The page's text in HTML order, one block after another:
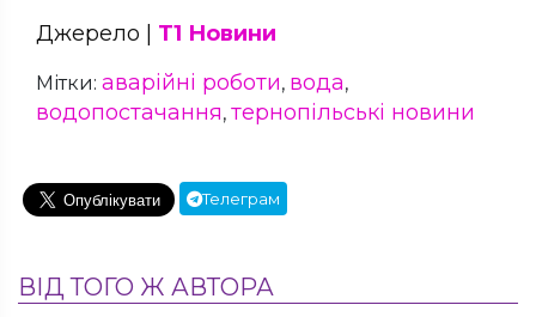
Джерело | Т1 Новини
Мітки: аварійні роботи, вода,
водопостачання, тернопільські новини
Телеграм
ВІД ТОГО Ж АВТОРА